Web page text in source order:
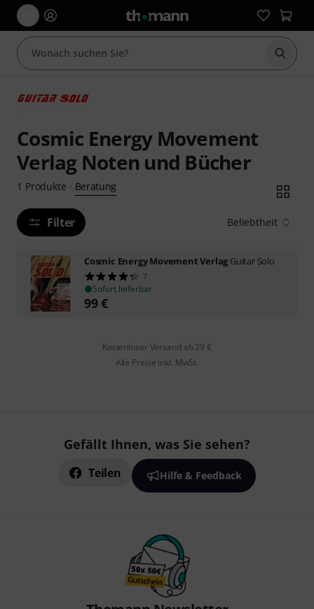
Suche
Cosmic Energy Movement
Verlag Noten und Bücher
1 Produkte · Beratung
Filter Beliebtheit
Cosmic Energy Movement Verlag Guitar Solo
7
Sofort lieferbar
99€
Kostenloser Versand ab 29 €
Alle Preise inkl. MwSt.
Gefällt Ihnen, was Sie sehen?
Teilen Hilfe & Feedback